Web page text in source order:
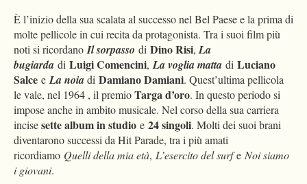
È l’inizio della sua scalata al successo nel Bel Paese e la prima di
molte pellicole in cui recita da protagonista. Tra i suoi film più
noti si ricordanoIl sorpasso di Dino Risi,La
bugiarda di Luigi Comencini,La voglia matta di Luciano
Salce eLa noiadi Damiano Damiani. Quest’ultima pellicola
le vale, nel 1964 , il premioTarga d’oro. In questo periodo si
impose anche in ambito musicale. Nel corso della sua carriera
incisesettealbum in studio e 24 singoli. Molti dei suoi brani
diventarono successi da Hit Parade, tra i più amati
ricordiamo Quelli della mia età, L’esercito del surfe Noi siamo
i giovani.